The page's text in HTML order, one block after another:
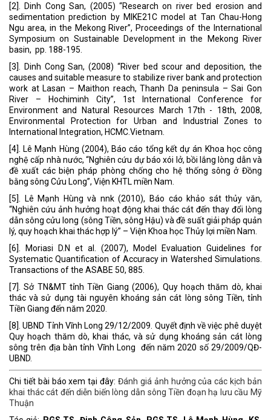
[2]. Dinh Cong San, (2005) “Research on river bed erosion and
sedimentation prediction by MIKE21C model at Tan Chau-Hong
Ngu area, in the Mekong River”, Proceedings of the International
Symposium on Sustainable Development in the Mekong River
basin, pp. 188-195.
[3]. Dinh Cong San, (2008) “River bed scour and deposition, the
causes and suitable measure to stabilize river bank and protection
work at Lasan – Maithon reach, Thanh Da peninsula – Sai Gon
River – Hochiminh City”, 1st International Conference for
Environment and Natural Resources March 17th - 18th, 2008,
Environmental Protection for Urban and Industrial Zones to
International Integration, HCMC.Vietnam.
[4]. Lê Mạnh Hùng (2004), Báo cáo tổng kết dự án Khoa học công
nghệ cấp nhà nước, “Nghiên cứu dự báo xói lở, bồi lắng lòng dẫn và
đề xuất các biện pháp phòng chống cho hệ thống sông ở Đồng
bằng sông Cửu Long”, Viện KHTL miền Nam.
[5]. Lê Mạnh Hùng và nnk (2010), Báo cáo khảo sát thủy văn,
“Nghiên cứu ảnh hưởng hoạt động khai thác cát đến thay đổi lòng
dẫn sông cửu long (sông Tiền, sông Hậu) và đề suất giải pháp quản
lý, quy hoạch khai thác hợp lý” – Viện Khoa học Thủy lợi miền Nam.
[6]. Moriasi D.N et al. (2007), Model Evaluation Guidelines for
Systematic Quantification of Accuracy in Watershed Simulations.
Transactions of the ASABE 50, 885.
[7]. Sở TN&MT tỉnh Tiền Giang (2006), Quy hoạch thăm dò, khai
thác và sử dụng tài nguyên khoáng sản cát lòng sông Tiền, tỉnh
Tiền Giang đến năm 2020.
[8]. UBND Tỉnh Vĩnh Long 29/12/2009. Quyết định về việc phê duyệt
Quy hoạch thăm dò, khai thác, và sử dụng khoáng sản cát lòng
sông trên địa bàn tỉnh Vĩnh Long đến năm 2020 số 29/2009/QĐ-
UBND.
Chi tiết bài báo xem tại đây: Đánh giá ảnh hưởng của các kịch bản
khai thác cát đến diễn biến lòng dẫn sông Tiền đoạn hạ lưu cầu Mỹ
Thuận